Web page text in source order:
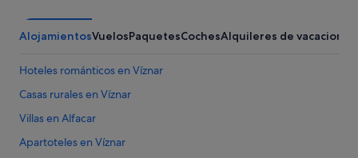
AlojamientosVuelosPaquetesCochesAlquileres de vacaciones
Hoteles románticos en Víznar
Casas rurales en Víznar
Villas en Alfacar
Apartoteles en Víznar